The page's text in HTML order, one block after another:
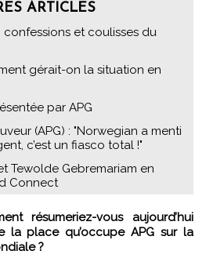
ARTICLES
et coulisses du
gérait-on la situation en
par APG
(APG) : "Norwegian a menti
c’est un fiasco total !"
Tewolde Gebremariam en
Connect
la place qu’occupe APG sur la
?